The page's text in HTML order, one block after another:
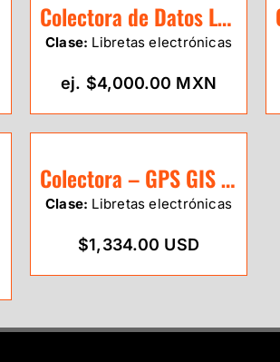
Colectora de Datos Leica CS15
Clase: Libretas electrónicas
ej. $4,000.00 MXN
Colectora – GPS GIS eSurvey UT12P
Clase: Libretas electrónicas
$1,334.00 USD